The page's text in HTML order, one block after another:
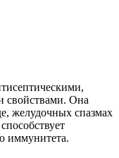
свойствами. Она
желудочных спазмах
иммунитета.